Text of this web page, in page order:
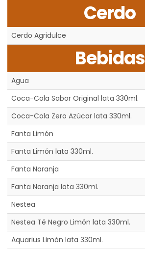
Cerdo
Cerdo Agridulce
Bebidas
Agua
Coca-Cola Sabor Original lata 330ml.
Coca-Cola Zero Azúcar lata 330ml.
Fanta Limón
Fanta Limón lata 330ml.
Fanta Naranja
Fanta Naranja lata 330ml.
Nestea
Nestea Té Negro Limón lata 330ml.
Aquarius Limón lata 330ml.